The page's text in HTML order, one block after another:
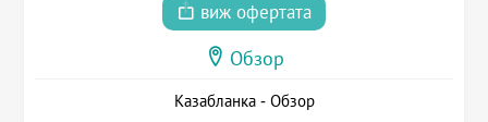
виж офертата
Обзор
Казабланка - Обзор